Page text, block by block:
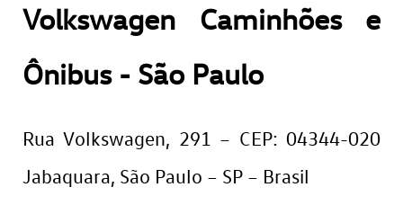
Volkswagen Caminhões e
Ônibus - São Paulo
Rua Volkswagen, 291 – CEP: 04344-020
Jabaquara, São Paulo – SP – Brasil